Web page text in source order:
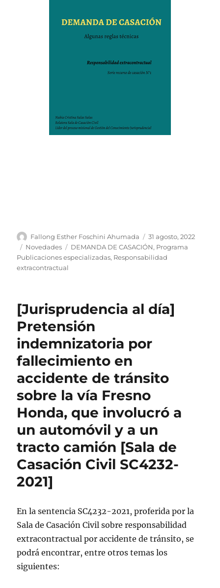
Autor
Fallong Esther Foschini Ahumada
Publicado
el
31 agosto, 2022
Categorías
Novedades Etiquetas
DEMANDA DE CASACIÓN, Programa
Publicaciones especializadas, Responsabilidad
extracontractual
[Jurisprudencia al día]
Pretensión
indemnizatoria por
fallecimiento en
accidente de tránsito
sobre la vía Fresno
Honda, que involucró a
un automóvil y a un
tracto camión [Sala de
Casación Civil SC4232-
2021]
En la sentencia SC4232-2021, proferida por la
Sala de Casación Civil sobre responsabilidad
extracontractual por accidente de tránsito, se
podrá encontrar, entre otros temas los
siguientes: